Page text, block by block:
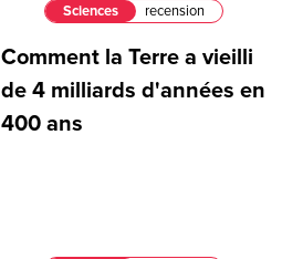
Sciences recension
Comment la Terre a vieilli
de 4 milliards d'années en
400 ans